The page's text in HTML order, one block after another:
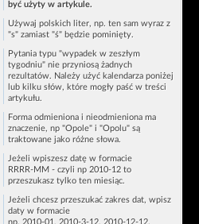
być użyty w artykule.
Używaj polskich liter, np. ten sam wyraz z
"s" zamiast "ś" będzie pominięty.
Pytania typu "wypadek w zeszłym
tygodniu" nie przyniosą żadnych
rezultatów. Należy użyć kalendarza poniżej
lub kilku słów, które mogły paść w treści
artykułu.
Forma odmieniona i nieodmieniona ma
znaczenie, np "Opole" i "Opolu" są
traktowane jako różne słowa.
Jeżeli wpiszesz datę w formacie
RRRR-MM - czyli np 2010-12 to
przeszukasz tylko ten miesiąc.
Jeżeli chcesz przeszukać zakres dat, wpisz
daty w formacie
np. 2010-01, 2010-3-12, 2010-12-12.